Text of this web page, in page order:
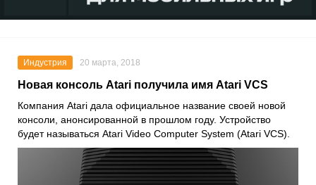
Индустрия 20 марта, 2018
Новая консоль Atari получила имя Atari VCS
Компания Atari дала официальное название своей новой
консоли, анонсированной в прошлом году. Устройство
будет называться Atari Video Computer System (Atari VCS).